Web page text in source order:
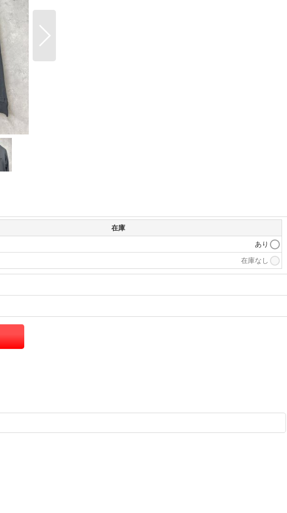
在庫
あり
在庫なし